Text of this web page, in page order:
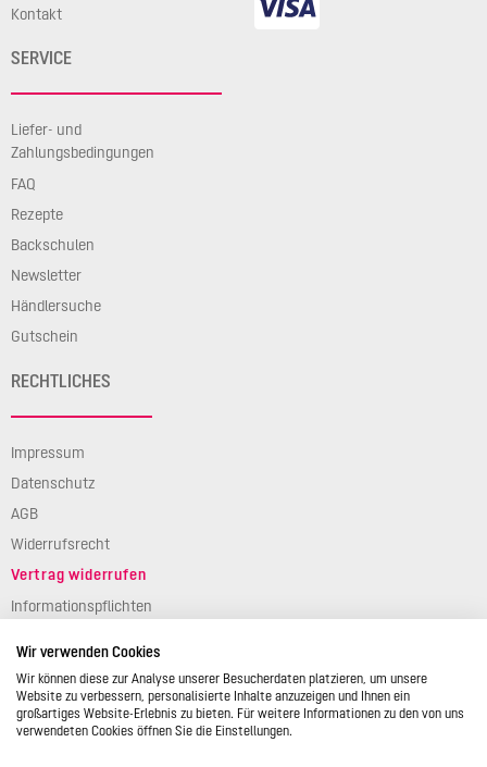
Kontakt
SERVICE
Liefer- und
Zahlungsbedingungen
FAQ
Rezepte
Backschulen
Newsletter
Händlersuche
Gutschein
RECHTLICHES
Impressum
Datenschutz
AGB
Widerrufsrecht
Vertrag widerrufen
Informationspflichten
Wir verwenden Cookies
Wir können diese zur Analyse unserer Besucherdaten platzieren, um unsere
Website zu verbessern, personalisierte Inhalte anzuzeigen und Ihnen ein
großartiges Website-Erlebnis zu bieten. Für weitere Informationen zu den von uns
verwendeten Cookies öffnen Sie die Einstellungen.